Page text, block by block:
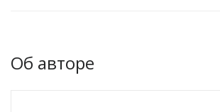
Об авторе